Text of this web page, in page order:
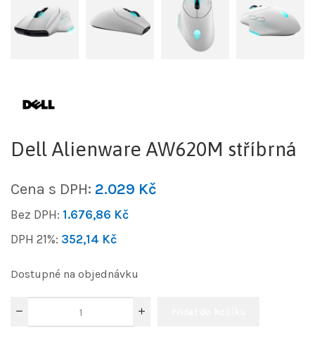
Dell Alienware AW620M stříbrná
Cena s DPH: 2.029 Kč
Bez DPH: 1.676,86 Kč
DPH 21%: 352,14 Kč
Dostupné na objednávku